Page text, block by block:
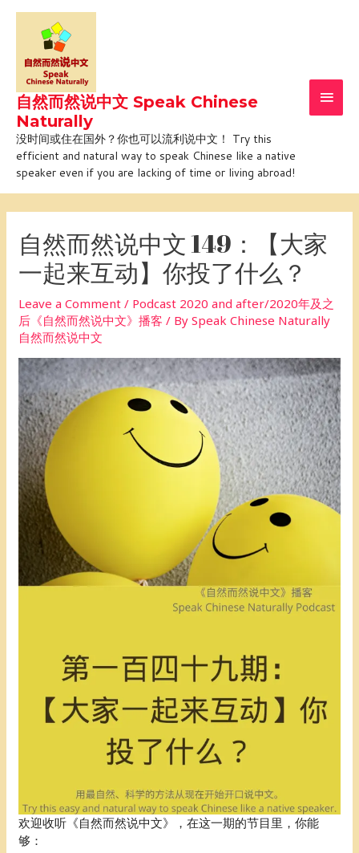
Skip
content
自然而然说中文 Speak Chinese
Naturally
没时间或住在国外？你也可以流利说中文！ Try this
efficient and natural way to speak Chinese like a native
speaker even if you are lacking of time or living abroad!
自然而然说中文 149：【大家
一起来互动】你投了什么？
Leave a Comment / Podcast 2020 and after/2020年及之
后《自然而然说中文》播客 / BySpeak Chinese Naturally
自然而然说中文
欢迎收听《自然而然说中文》，在这一期的节目里，你能
够：